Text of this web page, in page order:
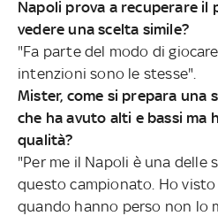
Napoli prova a recuperare il
vedere una scelta simile?
"Fa parte del modo di
intenzioni sono le stesse".
Mister, come si prepara una
che ha avuto alti e bassi ma
qualità?
"Per me il Napoli è una delle
questo campionato. Ho
quando hanno perso non lo